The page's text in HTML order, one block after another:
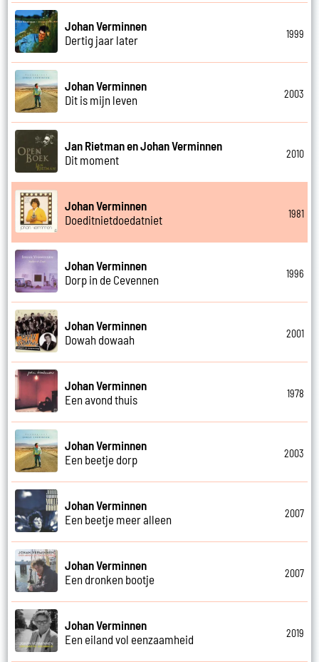
Johan Verminnen
Dertig jaar later
1999
Johan Verminnen
Dit is mijn leven
2003
Jan Rietman en Johan Verminnen
Dit moment
2010
Johan Verminnen
Doeditnietdoedatniet
1981
Johan Verminnen
Dorp in de Cevennen
1996
Johan Verminnen
Dowah dowaah
2001
Johan Verminnen
Een avond thuis
1978
Johan Verminnen
Een beetje dorp
2003
Johan Verminnen
Een beetje meer alleen
2007
Johan Verminnen
Een dronken bootje
2007
Johan Verminnen
Een eiland vol eenzaamheid
2019